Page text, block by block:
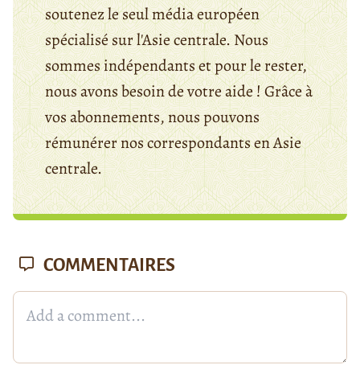
soutenez le seul média européen
spécialisé sur l'Asie centrale. Nous
sommes indépendants et pour le rester,
nous avons besoin de votre aide ! Grâce à
vos abonnements, nous pouvons
rémunérer nos correspondants en Asie
centrale.
COMMENTAIRES